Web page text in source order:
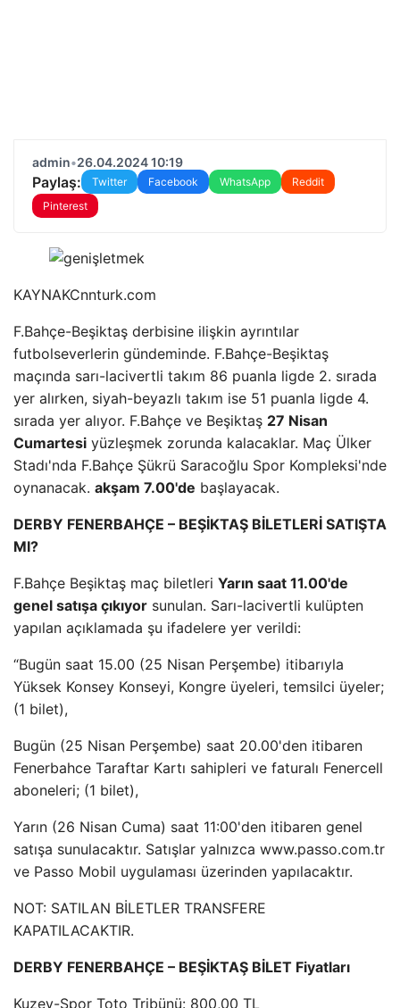
admin•26.04.2024 10:19
Paylaş: Twitter Facebook WhatsApp
Reddit
Pinterest
KAYNAKCnnturk.com
F.Bahçe-Beşiktaş derbisine ilişkin ayrıntılar
futbolseverlerin gündeminde. F.Bahçe-Beşiktaş
maçında sarı-lacivertli takım 86 puanla ligde 2. sırada
yer alırken, siyah-beyazlı takım ise 51 puanla ligde 4.
sırada yer alıyor. F.Bahçe ve Beşiktaş 27 Nisan
Cumartesi yüzleşmek zorunda kalacaklar. Maç Ülker
Stadı'nda F.Bahçe Şükrü Saracoğlu Spor Kompleksi'nde
oynanacak. akşam 7.00'de başlayacak.
DERBY FENERBAHÇE – BEŞİKTAŞ BİLETLERİ SATIŞTA
MI?
F.Bahçe Beşiktaş maç biletleri Yarın saat 11.00'de
genel satışa çıkıyor sunulan. Sarı-lacivertli kulüpten
yapılan açıklamada şu ifadelere yer verildi:
“Bugün saat 15.00 (25 Nisan Perşembe) itibarıyla
Yüksek Konsey Konseyi, Kongre üyeleri, temsilci üyeler;
(1 bilet),
Bugün (25 Nisan Perşembe) saat 20.00'den itibaren
Fenerbahce Taraftar Kartı sahipleri ve faturalı Fenercell
aboneleri; (1 bilet),
Yarın (26 Nisan Cuma) saat 11:00'den itibaren genel
satışa sunulacaktır. Satışlar yalnızca www.passo.com.tr
ve Passo Mobil uygulaması üzerinden yapılacaktır.
NOT: SATILAN BİLETLER TRANSFERE
KAPATILACAKTIR.
DERBY FENERBAHÇE – BEŞİKTAŞ BİLET Fiyatları
Kuzey-Spor Toto Tribünü: 800,00 TL